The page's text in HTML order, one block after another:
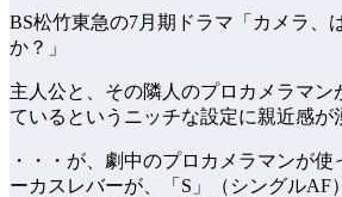
BS松竹東急の7月期ドラマ「カメラ、
か？」
主人公と、その隣人のプロカメラマン
ているというニッチな設定に親近感が
・・・が、劇中のプロカメラマンが
ーカスレバーが、「S」（シングルAF